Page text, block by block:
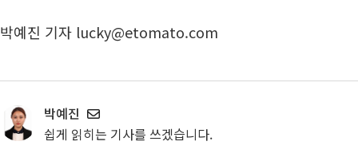
박예진 기자 lucky@etomato.com
박예진
쉽게 읽히는 기사를 쓰겠습니다.